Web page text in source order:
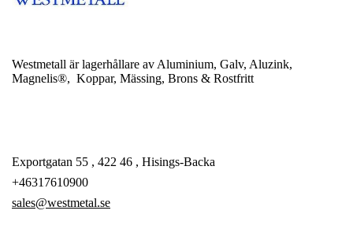
Westmetall är lagerhållare av Aluminium, Galv, Aluzink,
Magnelis®, Koppar, Mässing, Brons & Rostfritt
Exportgatan 55 , 422 46 , Hisings-Backa
+46317610900
sales@westmetal.se